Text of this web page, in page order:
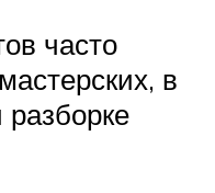
часто
в
разборке